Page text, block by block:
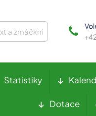
Statistiky
Dotace